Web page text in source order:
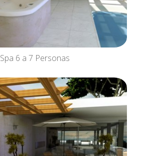
Spa 6 a 7 Personas